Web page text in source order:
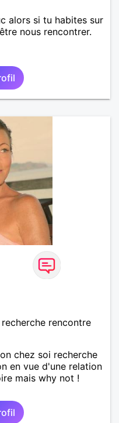
alors si tu habites sur
nous rencontrer.
rencontre
chez soi recherche
en vue d'une relation
mais why not !